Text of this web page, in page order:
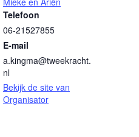
Telefoon
06-21527855
E-mail
a.kingma@tweekracht.
nl
Bekijk de site van
Organisator